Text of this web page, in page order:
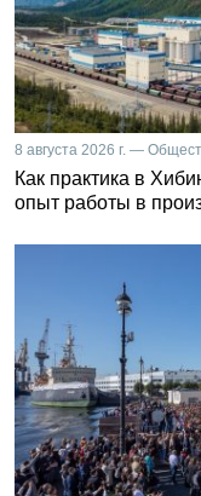
8 августа 2026 г. —
Как практика в
опыт работы в